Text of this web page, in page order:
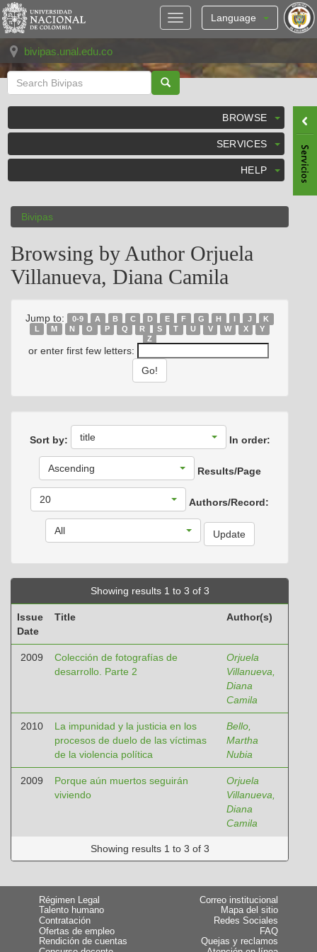
Skip
navigation
Language
bivipas.unal.edu.co
BROWSE
SERVICES
HELP
Bivipas
Browsing by Author Orjuela
Villanueva, Diana Camila
Jump to: 0-9 A B C D E F G H I J
K
L
M N O P Q R S T U V W X
Y
Z
or enter first few letters:
Sort by: title In order:
Ascending Results/Page
20 Authors/Record:
All
Showing results 1 to 3 of 3
Issue
Date
Title Author(s)
2009
Colección de fotografías de
desarrollo. Parte 2
Orjuela
Villanueva,
Diana
Camila
2010
La impunidad y la justicia en los
procesos de duelo de las víctimas
de la violencia política
Bello,
Martha
Nubia
2009
Porque aún muertos seguirán
viviendo
Orjuela
Villanueva,
Diana
Camila
Showing results 1 to 3 of 3
Régimen Legal
Talento humano
Contratación
Ofertas de empleo
Rendición de cuentas
Correo institucional
Mapa del sitio
Redes Sociales
FAQ
Quejas y reclamos